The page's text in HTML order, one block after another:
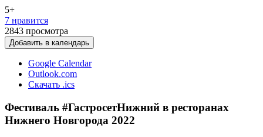
5+
7 нравится
2843 просмотра
Добавить в календарь
Google Calendar
Outlook.com
Скачать .ics
Фестиваль #ГастросетНижний в ресторанах
Нижнего Новгорода 2022